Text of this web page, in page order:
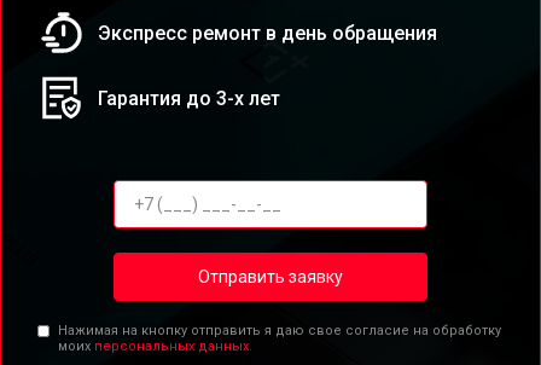
Экспресс ремонт в день обращения
Гарантия до 3-х лет
Отправить заявку
Нажимая на кнопку отправить я даю свое согласие на обработку
моих персональных данных.